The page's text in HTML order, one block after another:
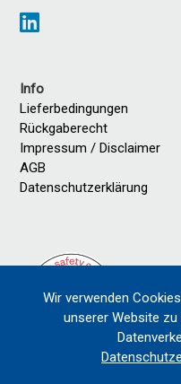
Info
Lieferbedingungen
Rückgaberecht
Impressum / Disclaimer
AGB
Datenschutzerklärung
Wir verwenden
unserer Website